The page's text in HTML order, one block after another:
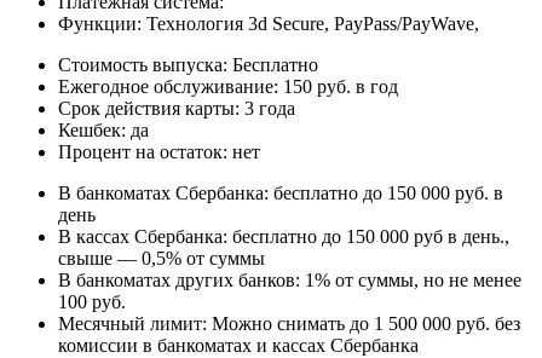
Функции: Технология 3d Secure, PayPass/PayWave,
Стоимость выпуска: Бесплатно
Ежегодное обслуживание: 150 руб. в год
Срок действия карты: 3 года
Кешбек: да
Процент на остаток: нет
В банкоматах Сбербанка: бесплатно до 150 000 руб. в
день
В кассах Сбербанка: бесплатно до 150 000 руб в день.,
свыше — 0,5% от суммы
В банкоматах других банков: 1% от суммы, но не менее
100 руб.
Месячный лимит: Можно снимать до 1 500 000 руб. без
комиссии в банкоматах и кассах Сбербанка